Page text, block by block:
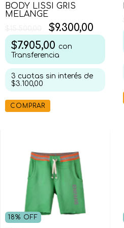
BODY LISSI GRIS
MELANGE
$9.300,00
$7.905,00 con
Transferencia
3 cuotas sin interés de
$3.100,00
COMPRAR
18% OFF